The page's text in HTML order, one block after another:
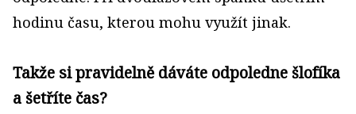
hodinu času, kterou mohu využít jinak.
Takže si pravidelně dáváte odpoledne šlofíka
a šetříte čas?